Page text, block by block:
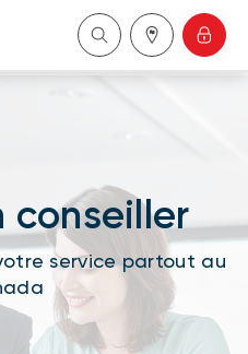
- Gestion de
conseiller
service partout au